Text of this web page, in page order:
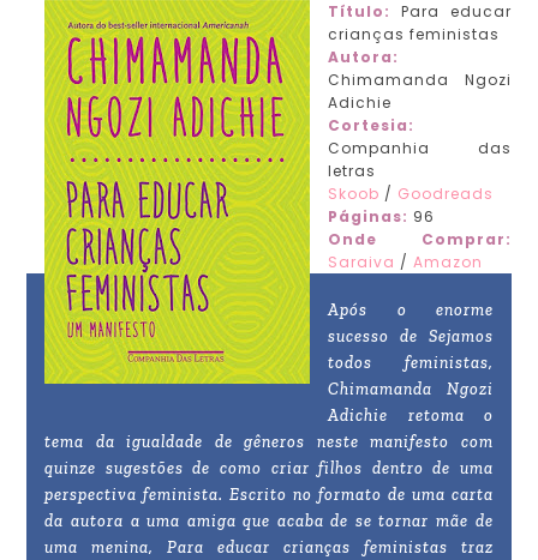
Título:
Para educar
crianças feministas
Autora:
Chimamanda Ngozi
Adichie
Cortesia:
Companhia das
letras
Skoob / Goodreads
Páginas: 96
Onde Comprar:
Saraiva /Amazon
Após o enorme
sucesso de Sejamos
todos feministas,
Chimamanda Ngozi
Adichie retoma o
tema da igualdade de gêneros neste manifesto com
quinze sugestões de como criar filhos dentro de uma
perspectiva feminista. Escrito no formato de uma carta
da autora a uma amiga que acaba de se tornar mãe de
uma menina, Para educar crianças feministas traz